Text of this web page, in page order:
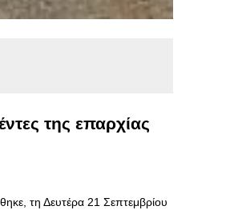
της επαρχίας
τη Δευτέρα 21 Σεπτεμβρίου